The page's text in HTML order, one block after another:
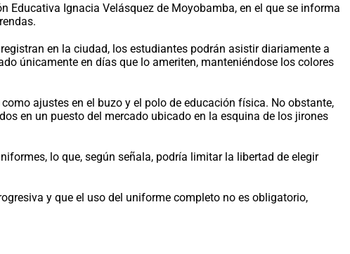
Ignacia Velásquez de Moyobamba, en el que se informa
en la ciudad, los estudiantes podrán asistir diariamente a
únicamente en días que lo ameriten, manteniéndose los colores
ajustes en el buzo y el polo de educación física. No obstante,
en un puesto del mercado ubicado en la esquina de los jirones
lo que, según señala, podría limitar la libertad de elegir
y que el uso del uniforme completo no es obligatorio,